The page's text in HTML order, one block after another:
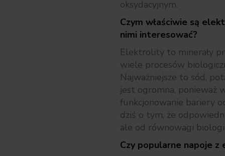
oksydacyjnym.
Czym właściwie są
nimi interesować?
Elektrolity to minerały
wiele procesów
Najważniejsze to sód,
jest ogromna, ponieważ
funkcjonowanie bariery
dziś o tym, że
ale od równowagi
Czy popularne napoje